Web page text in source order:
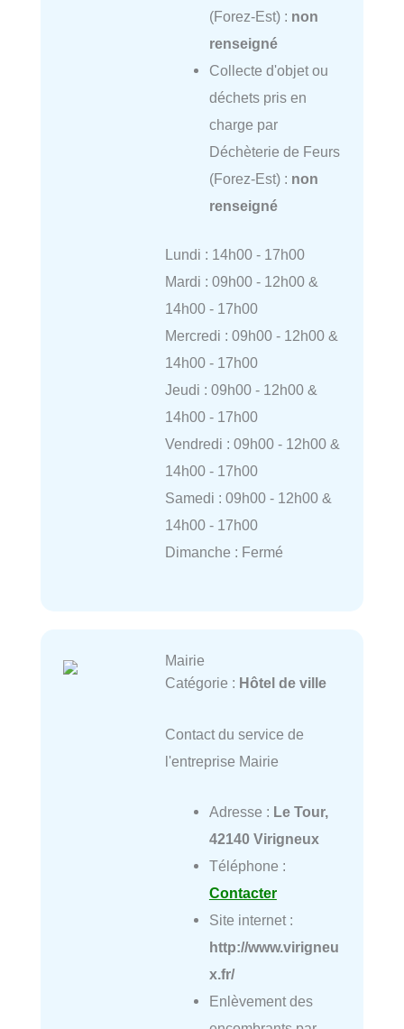
(Forez-Est) : non
renseigné
Collecte d'objet ou
déchets pris en
charge par
Déchèterie de Feurs
(Forez-Est) : non
renseigné
Lundi : 14h00 - 17h00
Mardi : 09h00 - 12h00 &
14h00 - 17h00
Mercredi : 09h00 - 12h00 &
14h00 - 17h00
Jeudi : 09h00 - 12h00 &
14h00 - 17h00
Vendredi : 09h00 - 12h00 &
14h00 - 17h00
Samedi : 09h00 - 12h00 &
14h00 - 17h00
Dimanche : Fermé
Mairie
Catégorie : Hôtel de ville
Contact du service de
l'entreprise Mairie
Adresse : Le Tour,
42140 Virigneux
Téléphone :
Contacter
Site internet :
http://www.virigneu
x.fr/
Enlèvement des